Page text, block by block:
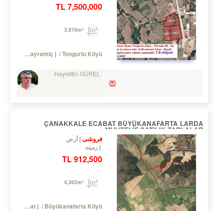
7,500,000 TL
Turkey Çanakkale / Bayramiç / Tongurlu Köyü
Hayrettin GÜREL
ÇANAKKALE ECABAT BÜYÜKANAFARTA LARDA
MUHTELİF SATILIK TARLALAR.
فروشی أرض
زمینه
912,500 TL
Turkey Çanakkale / Eceabat / Büyükanafarta Köyü